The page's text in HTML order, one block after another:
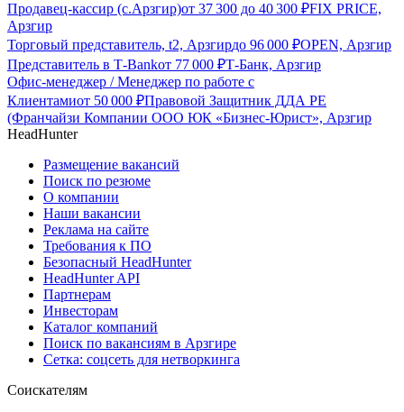
Продавец-кассир (с.Арзгир)от 37 300 до 40 300 ₽FIX PRICE,
Арзгир
Торговый представитель, t2, Арзгирдо 96 000 ₽OPEN, Арзгир
Представитель в Т-Bankот 77 000 ₽Т-Банк, Арзгир
Офис-менеджер / Менеджер по работе с
Клиентамиот 50 000 ₽Правовой Защитник ДДА РЕ
(Франчайзи Компании ООО ЮК «Бизнес-Юрист», Арзгир
HeadHunter
Размещение вакансий
Поиск по резюме
О компании
Наши вакансии
Реклама на сайте
Требования к ПО
Безопасный HeadHunter
HeadHunter API
Партнерам
Инвесторам
Каталог компаний
Поиск по вакансиям в Арзгире
Сетка: соцсеть для нетворкинга
Соискателям